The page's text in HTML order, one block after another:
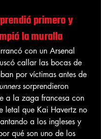
primero y
la muralla
con un Arsenal
callar las bocas de
por víctimas antes de
sorprendieron
a la zaga francesa con
letal que Kai Havertz no
a los ingleses y
qué son uno de los